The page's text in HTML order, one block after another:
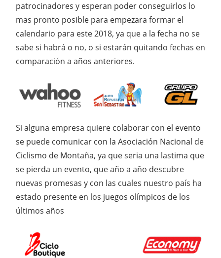
patrocinadores y esperan poder conseguirlos lo
mas pronto posible para empezara formar el
calendario para este 2018, ya que a la fecha no se
sabe si habrá o no, o si estarán quitando fechas en
comparación a años anteriores.
Si alguna empresa quiere colaborar con el evento
se puede comunicar con la Asociación Nacional de
Ciclismo de Montaña, ya que seria una lastima que
se pierda un evento, que año a año descubre
nuevas promesas y con las cuales nuestro país ha
estado presente en los juegos olímpicos de los
últimos años